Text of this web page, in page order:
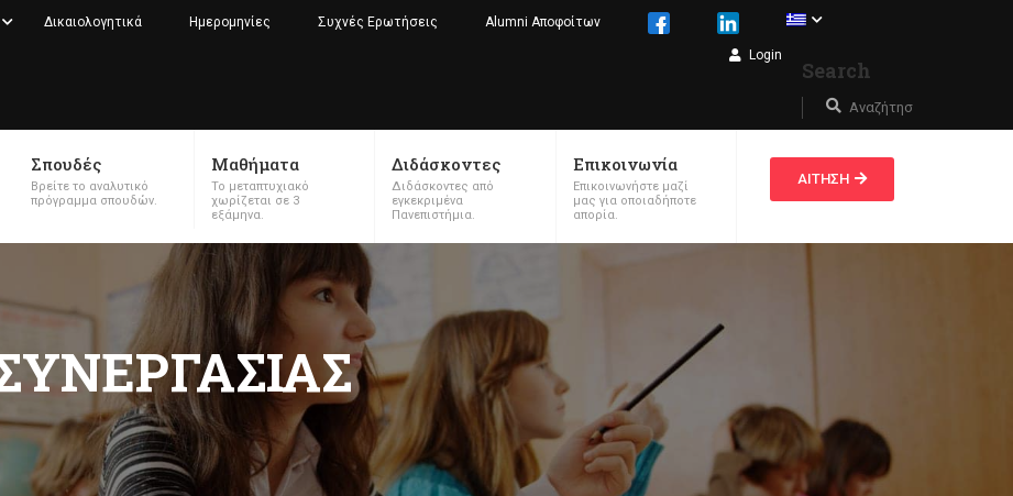
Δικαιολογητικά Ημερομηνίες Συχνές Ερωτήσεις Alumni Αποφοίτων
Search
Login
Σπουδές
Βρείτε το αναλυτικό
πρόγραμμα σπουδών.
Μαθήματα
Το μεταπτυχιακό
χωρίζεται σε 3
εξάμηνα.
Διδάσκοντες
Διδάσκοντες από
εγκεκριμένα
Πανεπιστήμια.
Επικοινωνία
Επικοινωνήστε μαζί
μας για οποιαδήποτε
απορία.
ΑΙΤΗΣΗ